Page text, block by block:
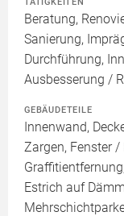
Beratung,
Sanierung,
Durchführung,
Ausbesserung /
GEBÄUDETEILE
Innenwand,
Zargen, Fenster
Estrich auf